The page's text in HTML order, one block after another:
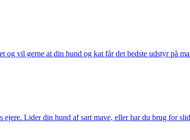
vil gerne at din hund og kat får det bedste udstyr på
Lider din hund af sart mave, eller har du brug for